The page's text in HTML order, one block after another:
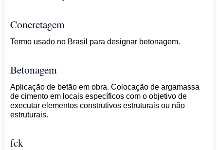
Concretagem
Termo usado no Brasil para designar betonagem.
Betonagem
Aplicação de betão em obra. Colocação de argamassa
de cimento em locais específicos com o objetivo de
executar elementos construtivos estruturais ou não
estruturais.
fck